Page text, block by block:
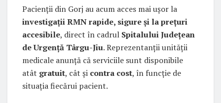
Pacienții din Gorj au acum acces mai ușor la
investigații RMN rapide, sigure și la prețuri
accesibile, direct în cadrul Spitalului Județean
de Urgență Târgu-Jiu. Reprezentanții unității
medicale anunță că serviciile sunt disponibile
atât gratuit, cât și contra cost, în funcție de
situația fiecărui pacient.